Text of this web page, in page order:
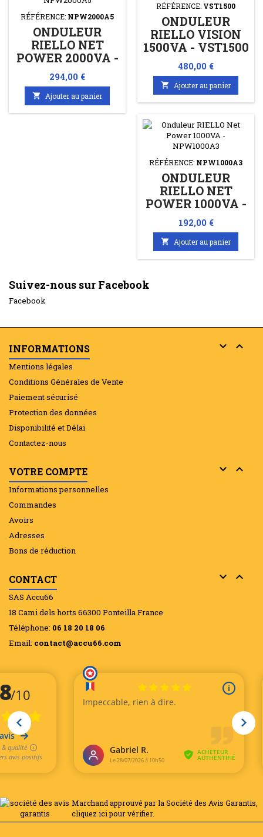
RÉFÉRENCE: NPW2000A5
ONDULEUR
RIELLO NET
POWER 2000VA -
NPW2000A5
Prix
294,00 €
 Ajouter au panier
RÉFÉRENCE: VST1500
ONDULEUR
RIELLO VISION
1500VA - VST1500
Prix
480,00 €
 Ajouter au panier
RÉFÉRENCE: NPW1000A3
ONDULEUR
RIELLO NET
POWER 1000VA -
NPW1000A3
Prix
192,00 €
 Ajouter au panier
Suivez-nous sur Facebook
Facebook
INFORMATIONS  
Mentions légales
Conditions Générales de Vente
Paiement sécurisé
Protection des données
Disponibilité et Délai
Contactez-nous
VOTRE COMPTE  
Informations personnelles
Commandes
Avoirs
Adresses
Bons de réduction
CONTACT  
SAS Accu66
18 Cami dels horts 66300 Ponteilla France
Téléphone: 06 18 20 18 06
Email: contact@accu66.com
Marchand approuvé par la Société des Avis Garantis,
cliquez ici pour vérifier.